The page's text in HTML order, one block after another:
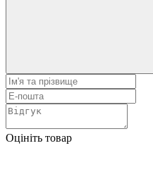
Оцініть товар